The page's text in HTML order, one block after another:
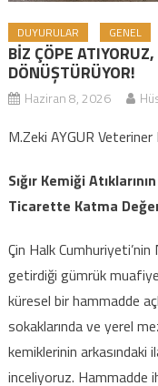
DUYURULAR GENEL
BİZ ÇÖPE
DÖNÜŞTÜRÜYOR!
Haziran 8, 2026
M.Zeki AYGUR Veteriner
Sığır Kemiği
Ticarette Katma
Çin Halk
getirdiği gümrük
küresel bir hammadde
sokaklarında ve yerel
kemiklerinin arkasındaki
inceliyoruz. Hammadde